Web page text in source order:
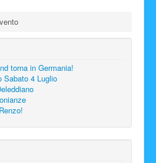
torna in Germania!
Sabato 4 Luglio